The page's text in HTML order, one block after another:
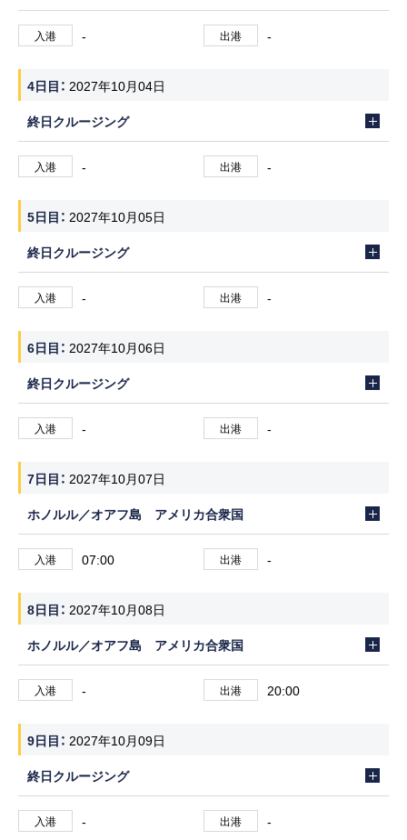
入港 - 出港 -
4日目
2027年10月04日
終日クルージング
入港 - 出港 -
5日目
2027年10月05日
終日クルージング
入港 - 出港 -
6日目
2027年10月06日
終日クルージング
入港 - 出港 -
7日目
2027年10月07日
ホノルル／オアフ島 アメリカ合衆国
入港 07:00 出港 -
8日目
2027年10月08日
ホノルル／オアフ島 アメリカ合衆国
入港 - 出港 20:00
9日目
2027年10月09日
終日クルージング
入港 - 出港 -